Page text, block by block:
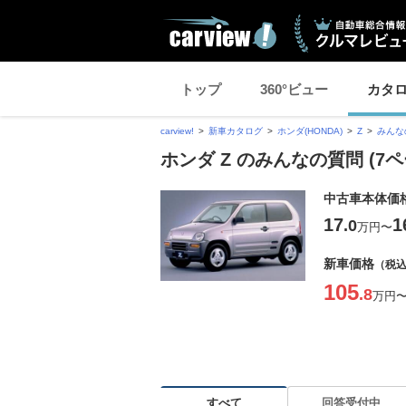
トップ 360°ビュー カタ
carview! 新車カタログ ホンダ(HONDA) Z みんな
ホンダ Z のみんなの質問 (7
中古車本体価
17.0万円〜
新車価格 （税
105.8万円
すべて 回答受付中